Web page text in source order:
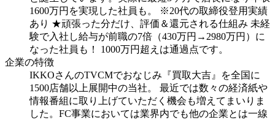
1600万円を実現した社員も。
※20代の取締役登用実績
あり ★頑張った分だけ、評価＆還元される仕組み 未経
験で入社し給与が前職の7倍（430万円→2980万円）に
なった社員も！
1000万円超えは通過点です。
企業の特徴
IKKOさんのTVCMでおなじみ『買取大吉』を全国に
1500店舗以上展開中の当社。
最近では数々の経済紙や
情報番組に取り上げていただく機会も増えてまいりま
した。FC事業においては業界内でも他の企業とは一線